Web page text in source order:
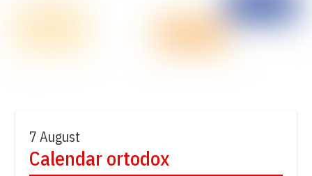
7 August
Calendar ortodox